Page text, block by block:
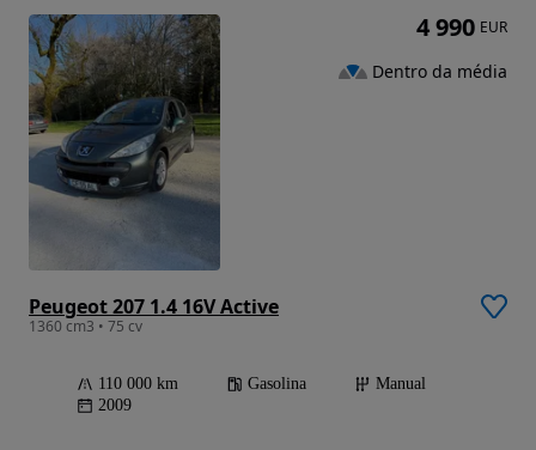
Peugeot 207 1.4 16V Active
1360 cm3 • 75 cv
110 000 km Gasolina
Manual
2009
4 990 EUR
Dentro da média